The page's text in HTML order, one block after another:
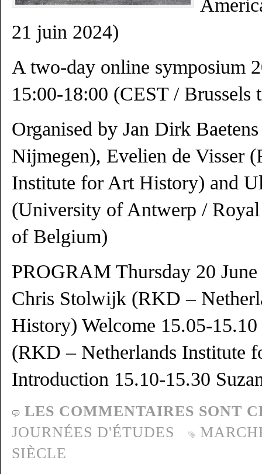
21 juin 2024)
A two-day online symposium
15:00-18:00 (CEST / Brussels
Organised by Jan Dirk
Nijmegen), Evelien de Visser
Institute for Art History) and
(University of Antwerp /
of Belgium)
PROGRAM Thursday 20
Chris Stolwijk (RKD –
History) Welcome 15.05-
(RKD – Netherlands Institute
Introduction 15.10-15.30
LES COMMENTAIRES SONT
JOURNÉES D'ÉTUDES
SIÈCLE